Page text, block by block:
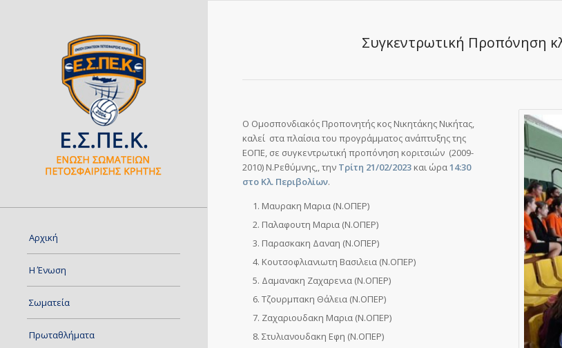
Αρχική
Η Ένωση
Σωματεία
Πρωταθλήματα
Συγκεντρωτική Προπόνηση
Ο Ομοσπονδιακός Προπονητής κος Νικητάκης Νικήτας,
καλεί στα πλαίσια του προγράμματος ανάπτυξης της
ΕΟΠΕ, σε συγκεντρωτική προπόνηση κοριτσιών (2009-
2010) Ν.Ρεθύμνης,, την Τρίτη 21/02/2023 και ώρα14:30
στο Κλ. Περιβολίων.
Μαυρακη Μαρια (Ν.ΟΠΕΡ)
Παλαφουτη Μαρια (Ν.ΟΠΕΡ)
Παρασκακη Δαναη (Ν.ΟΠΕΡ)
Κουτσοφλιανιωτη Βασιλεια (Ν.ΟΠΕΡ)
Δαμανακη Ζαχαρενια (Ν.ΟΠΕΡ)
Τζουρμπακη Θάλεια (Ν.ΟΠΕΡ)
Ζαχαριουδακη Μαρια (Ν.ΟΠΕΡ)
Στυλιανουδακη Εφη (Ν.ΟΠΕΡ)